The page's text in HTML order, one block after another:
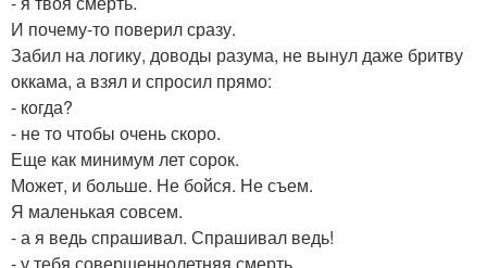
И почему-то поверил сразу.
Забил на логику, доводы разума, не вынул даже бритву
оккама, а взял и спросил прямо:
- когда?
- не то чтобы очень скоро.
Еще как минимум лет сорок.
Может, и больше. Не бойся. Не съем.
Я маленькая совсем.
- а я ведь спрашивал. Спрашивал ведь!